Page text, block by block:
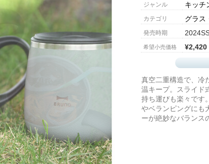
ジャンル キッチ
カテゴリ グラス
発売時期
希望小売価格 ¥2,420
真空二重構造で、冷
温キープ。スライド
持ち運びも楽々です
やベランピングにも
ーが絶妙なバランス